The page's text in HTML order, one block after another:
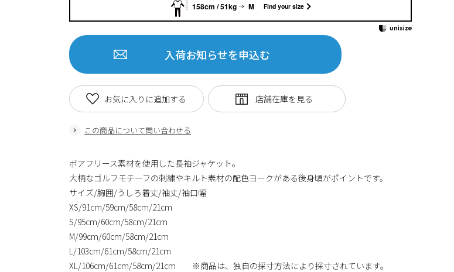
入荷お知らせを申込む
この商品について問い合わせる
お気に入りに追加する
ボアフリース素材を使用した長袖ジャケット。
大柄なゴルフモチーフの刺繍やキルト素材の配色ヨークがある後身頃がポイントです。
サイズ/胸囲/うしろ着丈/袖丈/袖口幅
XS/91cm/59cm/58cm/21cm
S/95cm/60cm/58cm/21cm
M/99cm/60cm/58cm/21cm
L/103cm/61cm/58cm/21cm
XL/106cm/61cm/58cm/21cm ※商品は、独自の採寸方法により採寸されています。
158cm / 51kg M Find your size